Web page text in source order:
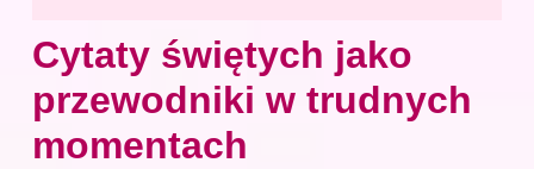
Cytaty świętych jako
przewodniki w trudnych
momentach